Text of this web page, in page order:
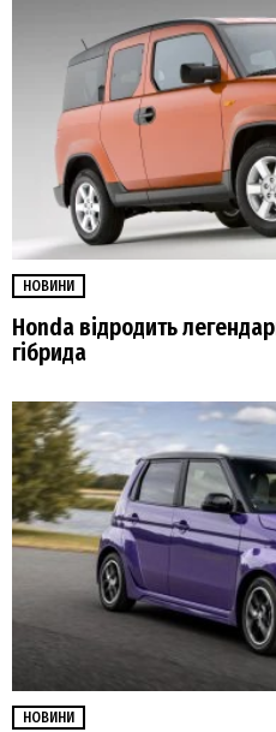
НОВИНИ
Honda відродить
гібрида
НОВИНИ